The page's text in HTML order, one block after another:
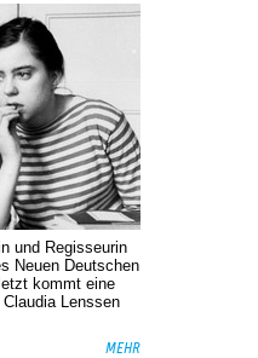
und Regisseurin
Neuen Deutschen
kommt eine
Lenssen
MEHR